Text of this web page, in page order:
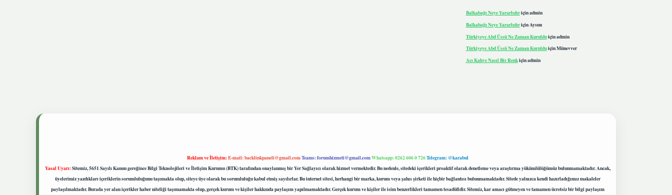
Balkabağı Neye Yararlıdıriçinadmin
Balkabağı Neye YararlıdıriçinAysun
Türkiyeye Abd Üssü Ne Zaman Kurulduiçinadmin
Türkiyeye Abd Üssü Ne Zaman KurulduiçinMünevver
Acı Kahve Nasıl Bir Renkiçinadmin
Reklam ve İletişim:E-mail:backlinkpaneli@gmail.comTeams:forumhizmeti@gmail.comWhatsapp: 0262 606 0 726Telegram: @karabul
Yasal Uyarı:Sitemiz, 5651 Sayılı Kanun gereğince Bilgi Teknolojileri ve İletişim Kurumu (BTK) tarafından onaylanmış bir Yer Sağlayıcı olarak hizmet vermektedir. Bu nedenle, sitedeki içerikleri proaktif olarak denetleme veya araştırma yükümlülüğümüz bulunmamaktadır. Ancak,
üyelerimiz yazdıkları içeriklerin sorumluluğunu taşımakta olup, siteye üye olarak bu sorumluluğu kabul etmiş sayılırlar. Bu internet sitesi, herhangi bir marka, kurum veya şahıs şirketi ile hiçbir bağlantısı bulunmamaktadır. Sitede yalnızca kendi hazırladığımız makaleler
paylaşılmaktadır. Burada yer alan içerikler haber niteliği taşımamakta olup, gerçek kurum ve kişiler hakkında paylaşım yapılmamaktadır. Gerçek kurum ve kişiler ile isim benzerlikleri tamamen tesadüfidir. Sitemiz, kar amacı gütmeyen ve tamamen ücretsiz bir bilgi paylaşım